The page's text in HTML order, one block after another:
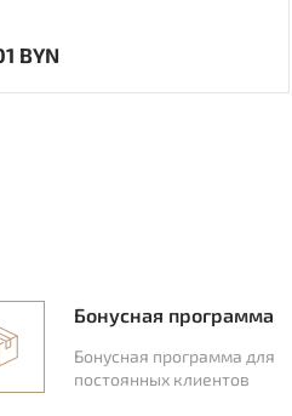
BYN
Бонусная программа
Бонусная программа для
постоянных клиентов